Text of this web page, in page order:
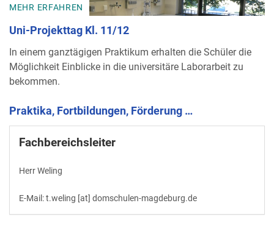
MEHR ERFAHREN
Uni-Projekttag Kl. 11/12
In einem ganztägigen Praktikum erhalten die Schüler die
Möglichkeit Einblicke in die universitäre Laborarbeit zu
bekommen.
Praktika, Fortbildungen, Förderung …
Fachbereichsleiter
Herr Weling
E-Mail: t.weling [at] domschulen-magdeburg.de